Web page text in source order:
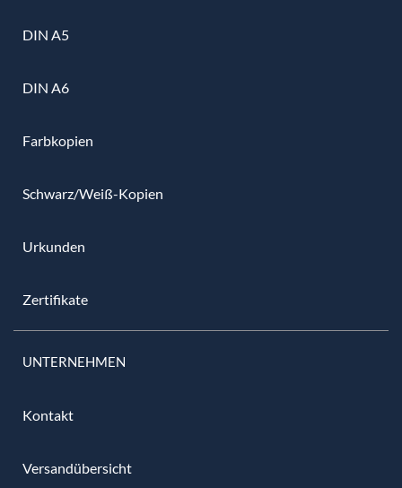
DIN A5
DIN A6
Farbkopien
Schwarz/Weiß-Kopien
Urkunden
Zertifikate
UNTERNEHMEN
Kontakt
Versandübersicht